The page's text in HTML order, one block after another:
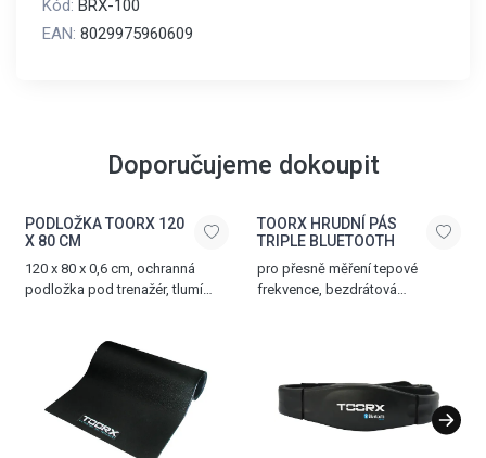
Kód: BRX-100
EAN: 8029975960609
Doporučujeme dokoupit
PODLOŽKA TOORX 120
X 80 CM
120 x 80 x 0,6 cm, ochranná
podložka pod trenažér, tlumí
TOORX HRUDNÍ PÁS
TRIPLE BLUETOOTH
pro přesně měření tepové
frekvence, bezdrátová